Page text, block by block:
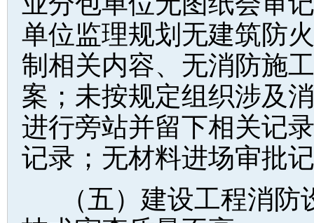
单位监理规划无建筑防
制相关内容、无消防施
案；未按规定组织涉及
进行旁站并留下相关记
记录；无材料进场审批
（五）建设工程消